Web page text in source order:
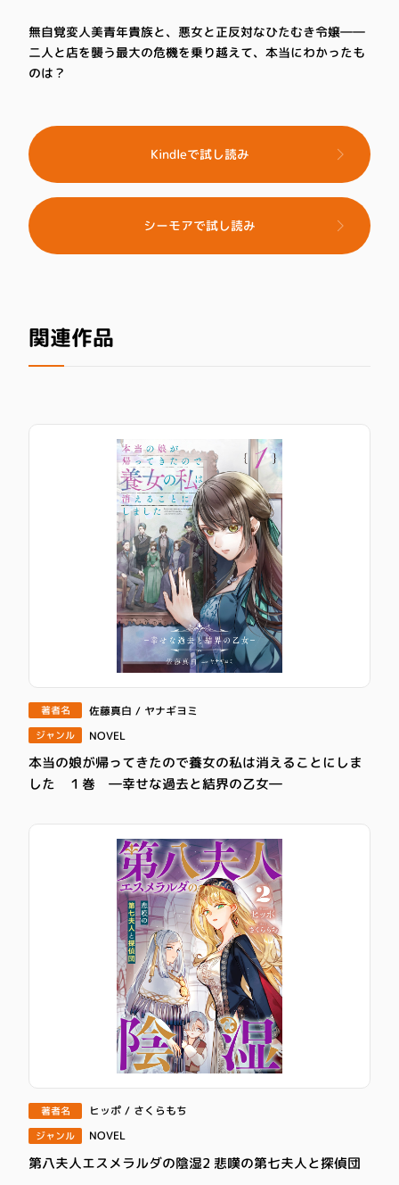
無自覚変人美青年貴族と、悪女と正反対なひたむき令嬢――
二人と店を襲う最大の危機を乗り越えて、本当にわかったも
のは？
Kindleで試し読み
シーモアで試し読み
関連作品
著者名 佐藤真白 / ヤナギヨミ
ジャンル NOVEL
本当の娘が帰ってきたので養女の私は消えることにしま
した １巻 ―幸せな過去と結界の乙女―
著者名 ヒッポ / さくらもち
ジャンル NOVEL
第八夫人エスメラルダの陰湿2 悲嘆の第七夫人と探偵団